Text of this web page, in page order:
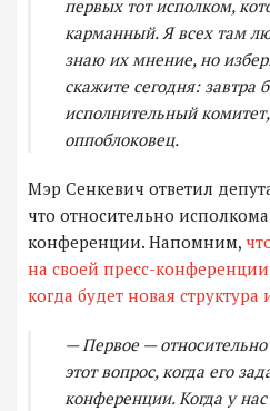
первых тот исполком,
карманный. Я всех там
знаю их мнение, но
скажите сегодня: завтра
исполнительный
оппоблоковец.
Мэр Сенкевич ответил
что относительно
конференции. Напомним,
на своей пресс-конференции
когда будет новая
— Первое —
этот вопрос, когда его
конференции. Когда у